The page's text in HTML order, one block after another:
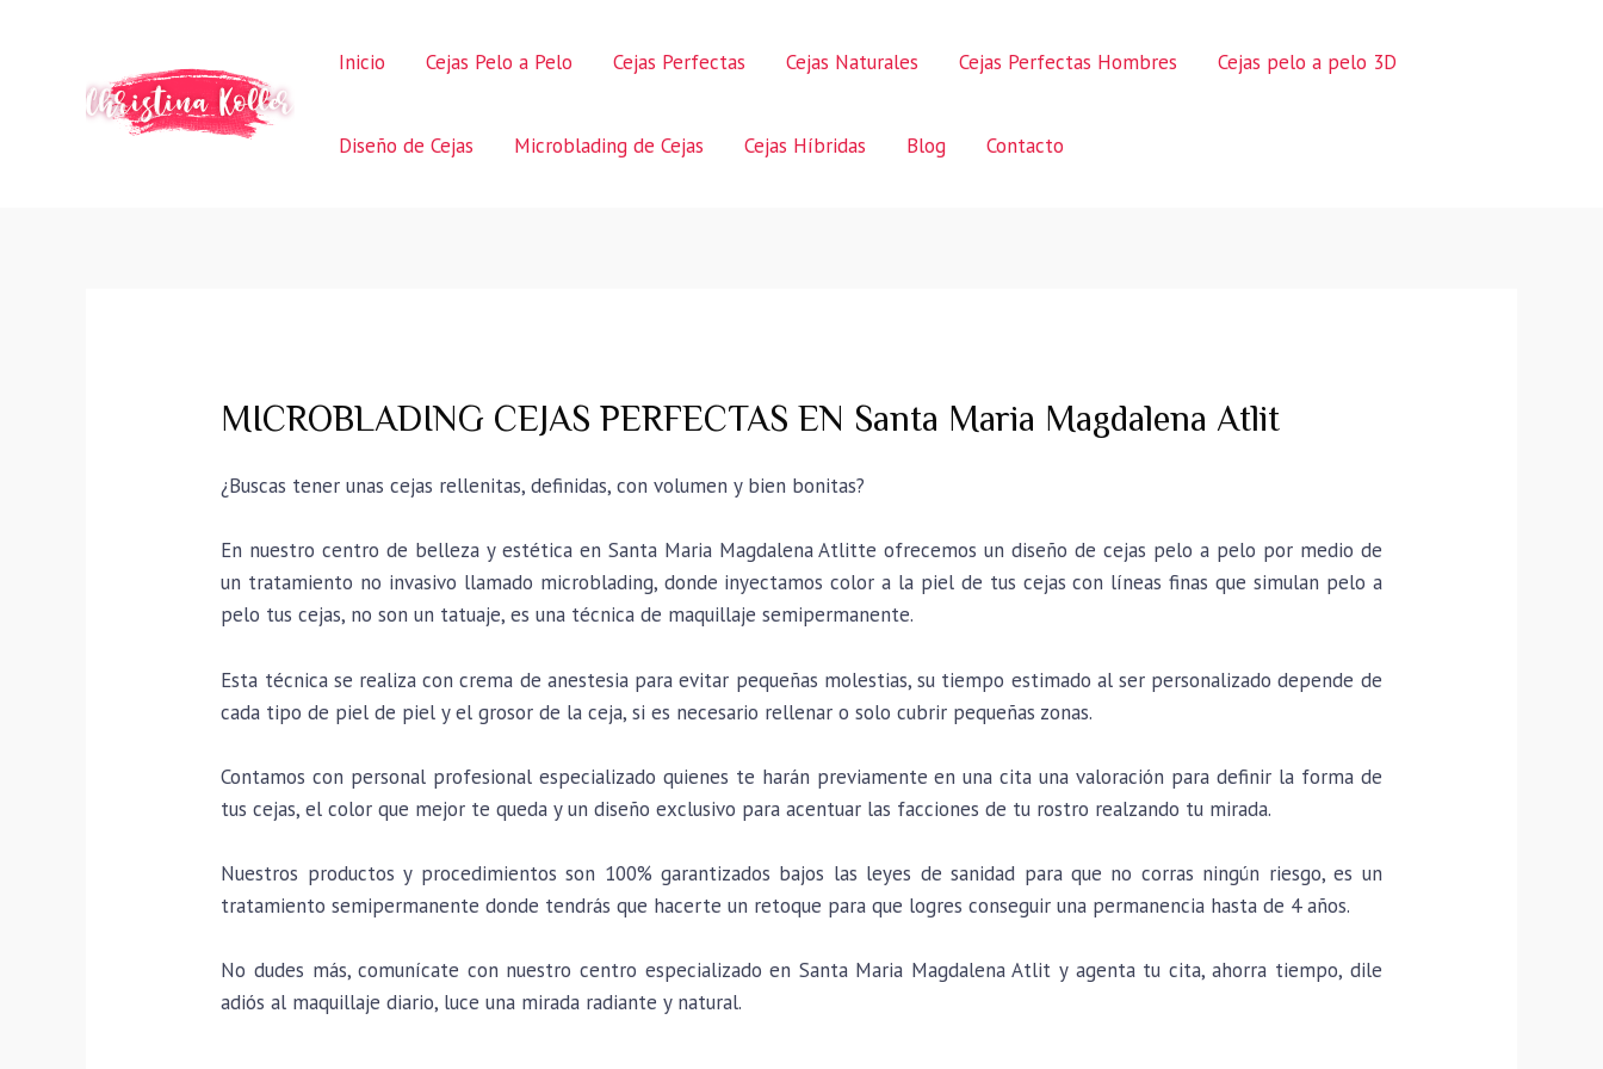
Inicio Cejas Pelo a Pelo Cejas Perfectas Cejas Naturales Cejas Perfectas Hombres Cejas pelo a pelo 3D
Diseño de Cejas Microblading de Cejas Cejas Híbridas Blog Contacto
MICROBLADING CEJAS PERFECTAS EN Santa Maria Magdalena Atlit
¿Buscas tener unas cejas rellenitas, definidas, con volumen y bien bonitas?
En nuestro centro de belleza y estética en Santa Maria Magdalena Atlitte ofrecemos un diseño de cejas pelo a pelo por medio de
un tratamiento no invasivo llamado microblading, donde inyectamos color a la piel de tus cejas con líneas finas que simulan pelo a
pelo tus cejas, no son un tatuaje, es una técnica de maquillaje semipermanente.
Esta técnica se realiza con crema de anestesia para evitar pequeñas molestias, su tiempo estimado al ser personalizado depende de
cada tipo de piel de piel y el grosor de la ceja, si es necesario rellenar o solo cubrir pequeñas zonas.
Contamos con personal profesional especializado quienes te harán previamente en una cita una valoración para definir la forma de
tus cejas, el color que mejor te queda y un diseño exclusivo para acentuar las facciones de tu rostro realzando tu mirada.
Nuestros productos y procedimientos son 100% garantizados bajos las leyes de sanidad para que no corras ningún riesgo, es un
tratamiento semipermanente donde tendrás que hacerte un retoque para que logres conseguir una permanencia hasta de 4 años.
No dudes más, comunícate con nuestro centro especializado en Santa Maria Magdalena Atlit y agenta tu cita, ahorra tiempo, dile
adiós al maquillaje diario, luce una mirada radiante y natural.